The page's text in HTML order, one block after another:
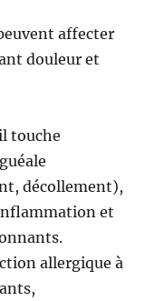
affecter
douleur et
touche
décollement),
et
allergique à